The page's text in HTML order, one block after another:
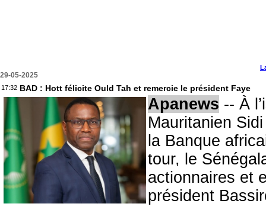
29-05-2025
17:32 BAD : Hott félicite Ould Tah et remercie le président Faye
Apanews -- À
Mauritanien
la Banque
tour, le
actionnaires et
président